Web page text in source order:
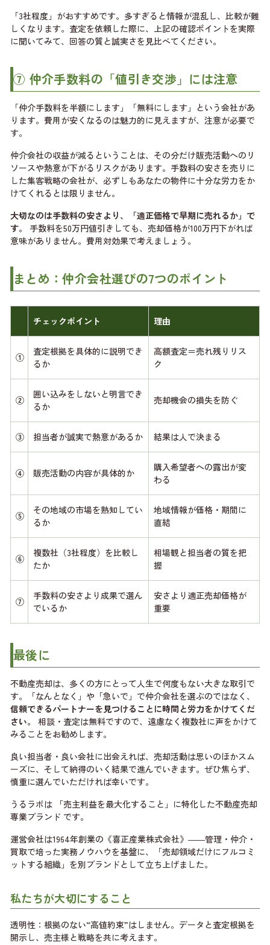
「3社程度」がおすすめです。多すぎると情報が混乱し、比較が難
しくなります。査定を依頼した際に、上記の確認ポイントを実際
に聞いてみて、回答の質と誠実さを見比べてください。
⑦ 仲介手数料の「値引き交渉」には注意
「仲介手数料を半額にします」「無料にします」という会社があ
ります。費用が安くなるのは魅力的に見えますが、注意が必要で
す。
仲介会社の収益が減るということは、その分だけ販売活動へのリ
ソースや熱意が下がるリスクがあります。手数料の安さを売りに
した集客戦略の会社が、必ずしもあなたの物件に十分な労力をか
けてくれるとは限りません。
大切なのは手数料の安さより、「適正価格で早期に売れるか」で
す。
手数料を50万円値引きしても、売却価格が100万円下がれば
意味がありません。費用対効果で考えましょう。
まとめ：仲介会社選びの7つのポイント
チェックポイント 理由
①
査定根拠を具体的に説明でき
るか
高額査定＝売れ残りリス
ク
②
囲い込みをしないと明言でき
るか
売却機会の損失を防ぐ
③ 担当者が誠実で熱意があるか 結果は人で決まる
④ 販売活動の内容が具体的か
購入希望者への露出が変
わる
⑤
その地域の市場を熟知してい
るか
地域情報が価格・期間に
直結
⑥
複数社（3社程度）を比較し
たか
相場観と担当者の質を把
握
⑦
手数料の安さより成果で選ん
でいるか
安さより適正売却価格が
重要
最後に
不動産売却は、多くの方にとって人生で何度もない大きな取引で
す。「なんとなく」や「急いで」で仲介会社を選ぶのではなく、
信頼できるパートナーを見つけることに時間と労力をかけてくだ
さい。
相談・査定は無料ですので、遠慮なく複数社に声をかけて
みることをお勧めします。
良い担当者・良い会社に出会えれば、売却活動は思いのほかスム
ーズに、そして納得のいく結果で進んでいきます。ぜひ焦らず、
慎重に選んでいただければ幸いです。
うるラボは 「売主利益を最大化すること」に特化した不動産売却
専業ブランド です。
運営会社は1964年創業の《喜正産業株式会社》――管理・仲介・
買取で培った実務ノウハウを基盤に、「売却領域だけにフルコミ
ットする組織」を別ブランドとして立ち上げました。
私たちが大切にすること
透明性：根拠のない“高値約束”はしません。データと査定根拠を
開示し、売主様と戦略を共に考えます。